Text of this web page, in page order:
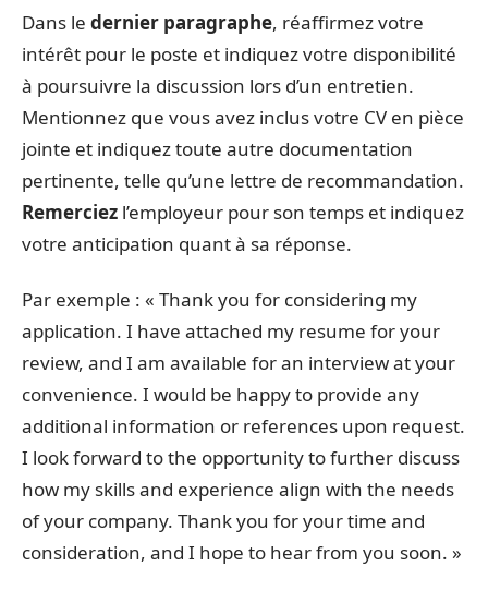
Dans le dernier paragraphe, réaffirmez votre
intérêt pour le poste et indiquez votre disponibilité
à poursuivre la discussion lors d’un entretien.
Mentionnez que vous avez inclus votre CV en pièce
jointe et indiquez toute autre documentation
pertinente, telle qu’une lettre de recommandation.
Remerciez l’employeur pour son temps et indiquez
votre anticipation quant à sa réponse.
Par exemple : « Thank you for considering my
application. I have attached my resume for your
review, and I am available for an interview at your
convenience. I would be happy to provide any
additional information or references upon request.
I look forward to the opportunity to further discuss
how my skills and experience align with the needs
of your company. Thank you for your time and
consideration, and I hope to hear from you soon. »